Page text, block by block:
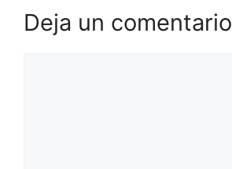
Deja un comentario